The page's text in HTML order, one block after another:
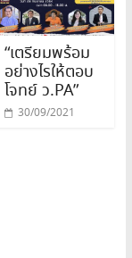
“เตรียมพร้อม
อย่างไรให้ตอบ
โจทย์ ว.PA”
30/09/2021